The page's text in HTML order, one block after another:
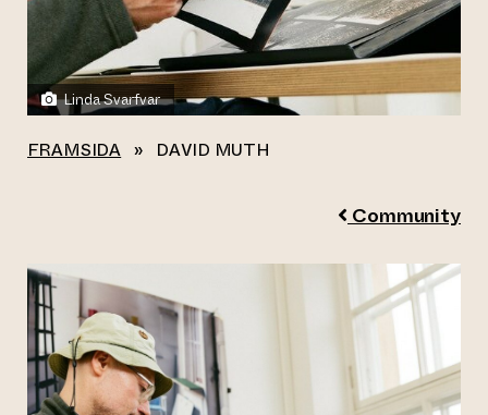
Linda Svarfvar
FRAMSIDA » DAVID MUTH
Community